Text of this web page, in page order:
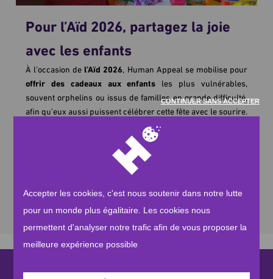
CONTINUER SANS ACCEPTER
Accepter les cookies, c'est nous soutenir dans notre lutte
pour un monde plus égalitaire. Les cookies nous
permettent d'analyser notre trafic afin de vous proposer la
meilleure expérience possible
Pour l’Aïd 2026, partagez la joie
avec les enfants
À l’occasion de l’Aïd 2026, Human Appeal se mobilise pour
offrir des cadeaux aux enfants les plus vulnérables,
souvent orphelins ou issus de familles en grande difficulté,
afin qu’eux aussi puissent célébrer cette fête avec le sourire.
, vous permettez à un enfant de recevoir un
, symbole d’attention, de réconfort et de
solidarité. Un geste simple qui apporte joie, espoir et
l’Aïd 2026un moment de bonheur et de partage pour ceux
qui en ont le plus besoin.